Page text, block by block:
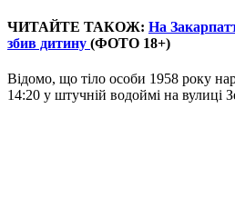
ЧИТАЙТЕ ТАКОЖ: На
збив дитину (ФОТО 18+)
Відомо, що тіло особи 1958 року
14:20 у штучній водоймі на вулиці